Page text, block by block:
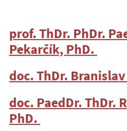
prof. ThDr. PhDr.
Pekarčík, PhD.
doc. ThDr.
doc. PaedDr. ThDr.
PhD.